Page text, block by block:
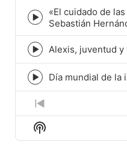
icon
Episode
play
icon
«El cuidado de
Sebastián
Episode
play
icon
Alexis, juventud y
Episode
play
icon
Día mundial de la
Previous
Episode
Show
Podcast